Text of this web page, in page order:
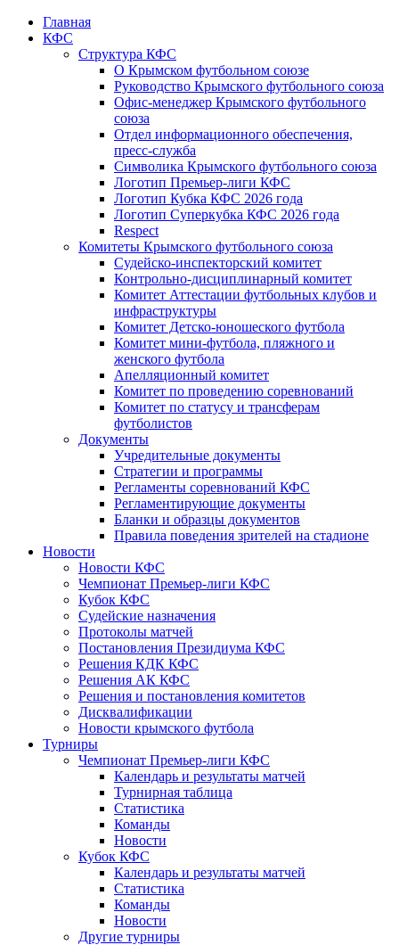
Главная
КФС
Структура КФС
О Крымском футбольном союзе
Руководство Крымского футбольного союза
Офис-менеджер Крымского футбольного
союза
Отдел информационного обеспечения,
пресс-служба
Символика Крымского футбольного союза
Логотип Премьер-лиги КФС
Логотип Кубка КФС 2026 года
Логотип Суперкубка КФС 2026 года
Respect
Комитеты Крымского футбольного союза
Судейско-инспекторский комитет
Контрольно-дисциплинарный комитет
Комитет Аттестации футбольных клубов и
инфраструктуры
Комитет Детско-юношеского футбола
Комитет мини-футбола, пляжного и
женского футбола
Апелляционный комитет
Комитет по проведению соревнований
Комитет по статусу и трансферам
футболистов
Документы
Учредительные документы
Стратегии и программы
Регламенты соревнований КФС
Регламентирующие документы
Бланки и образцы документов
Правила поведения зрителей на стадионе
Новости
Новости КФС
Чемпионат Премьер-лиги КФС
Кубок КФС
Судейские назначения
Протоколы матчей
Постановления Президиума КФС
Решения КДК КФС
Решения АК КФС
Решения и постановления комитетов
Дисквалификации
Новости крымского футбола
Турниры
Чемпионат Премьер-лиги КФС
Календарь и результаты матчей
Турнирная таблица
Статистика
Команды
Новости
Кубок КФС
Календарь и результаты матчей
Статистика
Команды
Новости
Другие турниры